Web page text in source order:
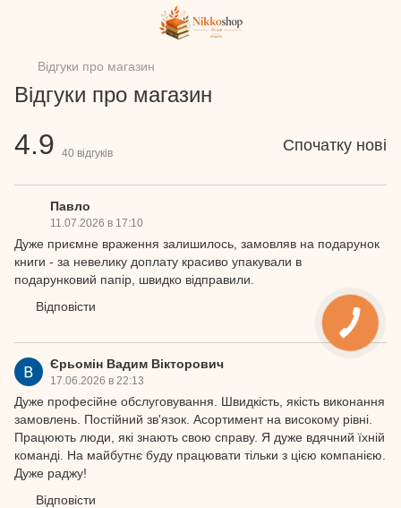
Відгуки про магазин
Відгуки про магазин
4.9 40 відгуків Спочатку нові
Павло
11.07.2026 в 17:10
Дуже приємне враження залишилось, замовляв на подарунок
книги - за невелику доплату красиво упакували в
подарунковий папір, швидко відправили.
Відповісти
Єрьомін Вадим Вікторович
17.06.2026 в 22:13
Дуже професійне обслуговування. Швидкість, якість виконання
замовлень. Постійний зв'язок. Асортимент на високому рівні.
Працюють люди, які знають свою справу. Я дуже вдячний їхній
команді. На майбутнє буду працювати тільки з цією компанією.
Дуже раджу!
Відповісти